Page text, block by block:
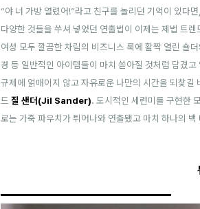
“야 너 가방 열렸어!”라고 친구를 놀리던 기억이 있다
다양한 것들을 쑤셔 넣었던 연출법이 이제는 제법 트
여성 모두 깔끔한 차림의 비즈니스 룩에 활짝 열린 숄
경 등 일반적인 아이템들이 마치 쏟아질 것처럼 담겼
규제에 얽매이지 않고 자유로운 나만의 시간을 되찾
드질 샌더(Jil Sander). 도시적인 세련미를 구현한
로는 가죽 파우치가 튀어나와 연출됐고 마치 하나의 백